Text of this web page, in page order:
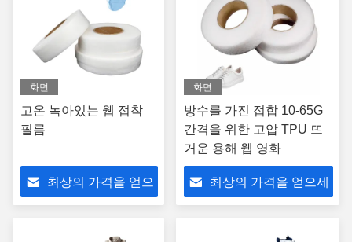
화면
고온 녹아있는 웹 접착
필름
최상의 가격을 얻으
화면
방수를 가진 접합 10-65G
간격을 위한 고압 TPU 뜨
거운 용해 웹 영화
최상의 가격을 얻으세